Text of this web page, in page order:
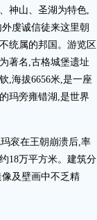
神山、圣湖为特色,
虔诚信徒来这里朝
统属的邦国。游览区
著名,古格城堡遗址
,海拔6656米,是一座
玛旁雍错湖,是世界
衮在王朝崩溃后,率
18万平方米。建筑分
及壁画中不乏精